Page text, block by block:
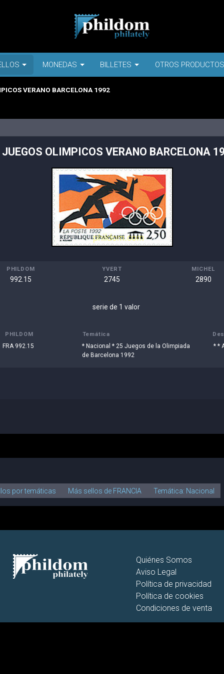
MONEDAS BILLETES OTROS PRODUCTOS
VERANO BARCELONA 1992
OLIMPICOS VERANO BARCELONA
PHILDOM
992.15
YVERT
2745
MICHEL
2890
serie de 1 valor
PHILDOM Temática
FRA 992.15
* Nacional * 25 Juegos de la Olimpiada
de Barcelona 1992
* *
por temáticas Más sellos de FRANCIA Temática: Nacional
Quiénes Somos
Aviso Legal
Política de privacidad
Política de cookies
Condiciones de venta